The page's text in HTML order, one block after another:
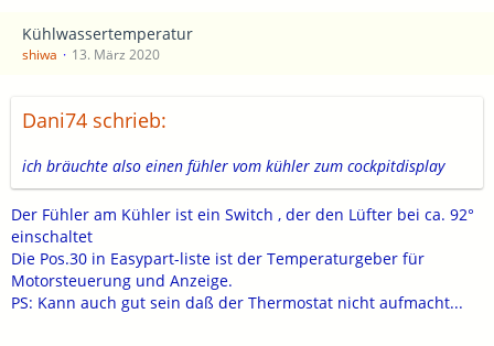
Kühlwassertemperatur
shiwa 13. März 2020
Dani74 schrieb:
ich bräuchte also einen fühler vom kühler zum cockpitdisplay
Der Fühler am Kühler ist ein Switch , der den Lüfter bei ca. 92°
einschaltet
Die Pos.30 in Easypart-liste ist der Temperaturgeber für
Motorsteuerung und Anzeige.
PS: Kann auch gut sein daß der Thermostat nicht aufmacht...